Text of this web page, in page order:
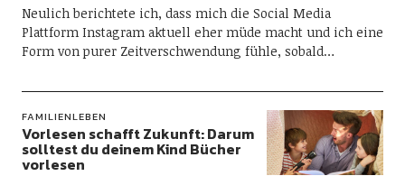
Neulich berichtete ich, dass mich die Social Media
Plattform Instagram aktuell eher müde macht und ich eine
Form von purer Zeitverschwendung fühle, sobald…
FAMILIENLEBEN
Vorlesen schafft Zukunft: Darum
solltest du deinem Kind Bücher
vorlesen